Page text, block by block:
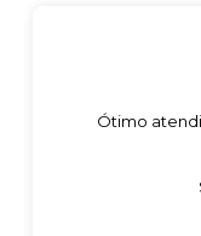
Ótimo